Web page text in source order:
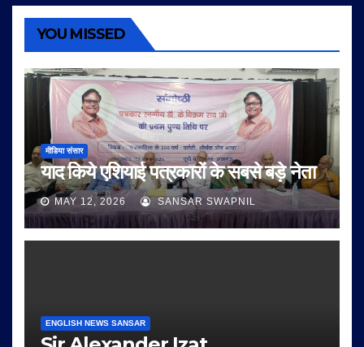
YOU MISSED
मीडिया संसार
याद किये एशियाई पत्रकारों के सबसे बड़े नेता
MAY 12, 2026 SANSAR SWAPNIL
ENGLISH NEWS SANSAR